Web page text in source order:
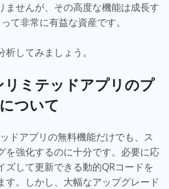
ませんが、その高度な機能は成長す
て非常に有益な資産です。
してみましょう。
リミテッドアプリのプ
ついて
ドアプリの無料機能だけでも、ス
を強化するのに十分です。必要に応
ズして更新できる動的QRコードを
す。しかし、大幅なアップグレード